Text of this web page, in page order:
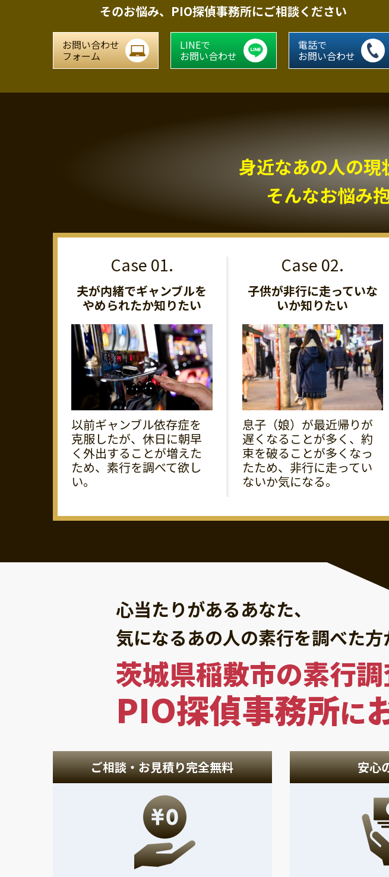
そのお悩み、 PIO探偵事務所にご相談ください
お問い合わせ
フォーム
LINEで
お問い合わせ
電話で
お問い合わせ
身近なあの人の
そんなお悩み
夫が内緒でギャンブルを
やめられたか知りたい
以前ギャンブル依存症を
克服したが、休日に朝早
く外出することが増えた
ため、素行を調べて欲し
い。
子供が非行に走っていな
いか知りたい
息子（娘）が最近帰りが
遅くなることが多く、約
束を破ることが多くなっ
たため、非行に走ってい
ないか気になる。
心当たりがあるあなた、
気になるあの人の素行を調べた方
茨城県稲敷市の素行
PIO探偵事務所に
ご相談・お見積り完全無料 安心